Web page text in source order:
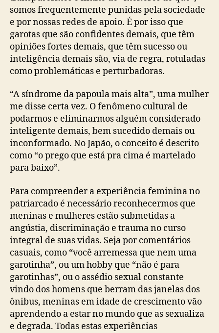
somos frequentemente punidas pela sociedade
e por nossas redes de apoio. É por isso que
garotas que são confidentes demais, que têm
opiniões fortes demais, que têm sucesso ou
inteligência demais são, via de regra, rotuladas
como problemáticas e perturbadoras.
“A síndrome da papoula mais alta”, uma mulher
me disse certa vez. O fenômeno cultural de
podarmos e eliminarmos alguém considerado
inteligente demais, bem sucedido demais ou
inconformado. No Japão, o conceito é descrito
como “o prego que está pra cima é martelado
para baixo”.
Para compreender a experiência feminina no
patriarcado é necessário reconhecermos que
meninas e mulheres estão submetidas a
angústia, discriminação e trauma no curso
integral de suas vidas. Seja por comentários
casuais, como “você arremessa que nem uma
garotinha”, ou um hobby que “não é para
garotinhas”, ou o assédio sexual constante
vindo dos homens que berram das janelas dos
ônibus, meninas em idade de crescimento vão
aprendendo a estar no mundo que as sexualiza
e degrada. Todas estas experiências